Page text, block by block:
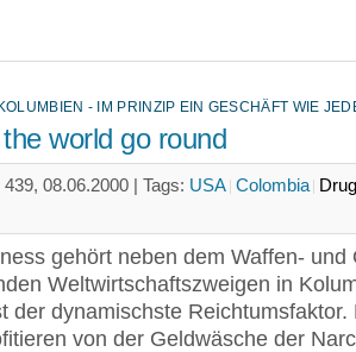
- IM PRINZIP EIN GESCHÄFT WIE
world go round
08.06.2000 | Tags: USA Colombia
gehört neben dem Waffen- und
Weltwirtschaftszweigen in
der dynamischste Reichtumsfaktor.
von der Geldwäsche der